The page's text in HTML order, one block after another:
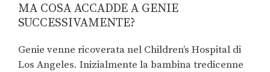
MA COSA ACCADDE A GENIE
SUCCESSIVAMENTE?
Genie venne ricoverata nel Children’s Hospital di
Los Angeles. Inizialmente la bambina tredicenne